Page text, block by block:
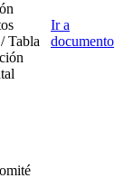
Tabla
Ir a
documento